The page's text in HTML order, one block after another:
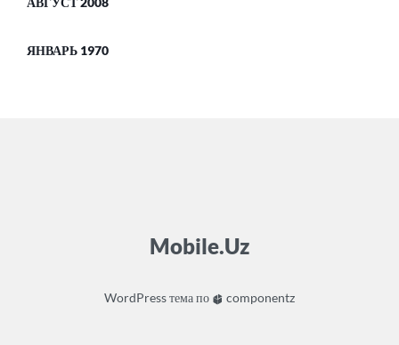
ЯНВАРЬ 1970
Mobile.Uz
WordPressтема по componentz